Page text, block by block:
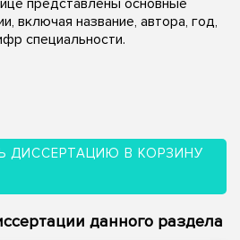
включая название, автора, год,
специальности.
ДИССЕРТАЦИЮ В КОРЗИНУ
данного раздела